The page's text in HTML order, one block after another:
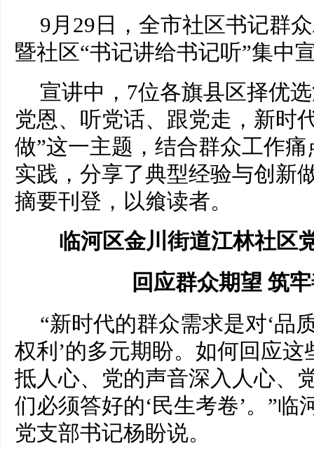
9月29日，全市社区书记群
暨社区“书记讲给书记听”集中
宣讲中，7位各旗县区择优
党恩、听党话、跟党走，新时
做”这一主题，结合群众工作
实践，分享了典型经验与创新
摘要刊登，以飨读者。
临河区金川街道江林社
回应群众期望 筑
“新时代的群众需求是对‘品
权利’的多元期盼。如何回应
抵人心、党的声音深入人心、
们必须答好的‘民生考卷’。”临
党支部书记杨盼说。